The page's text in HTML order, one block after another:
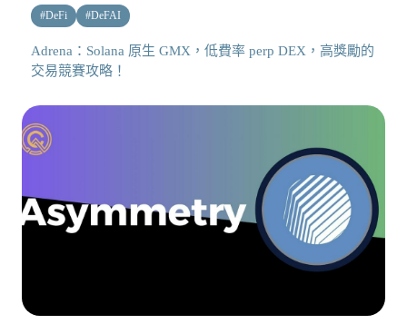
#DeFi #DeFAI
Adrena：Solana 原生 GMX，低費率 perp DEX，高獎勵的
交易競賽攻略！